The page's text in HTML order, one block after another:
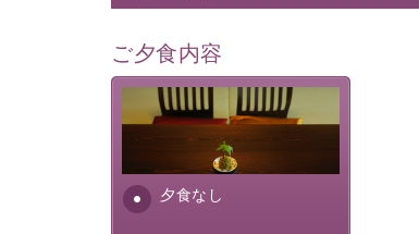
ご夕食内容
夕食なし
夕食なしご夕食を追加される
場合は、二食付きのプランを
お選びくださいませ。